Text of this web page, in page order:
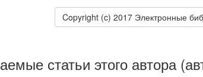
Copyright (c) 2017 Электронные
статьи этого автора